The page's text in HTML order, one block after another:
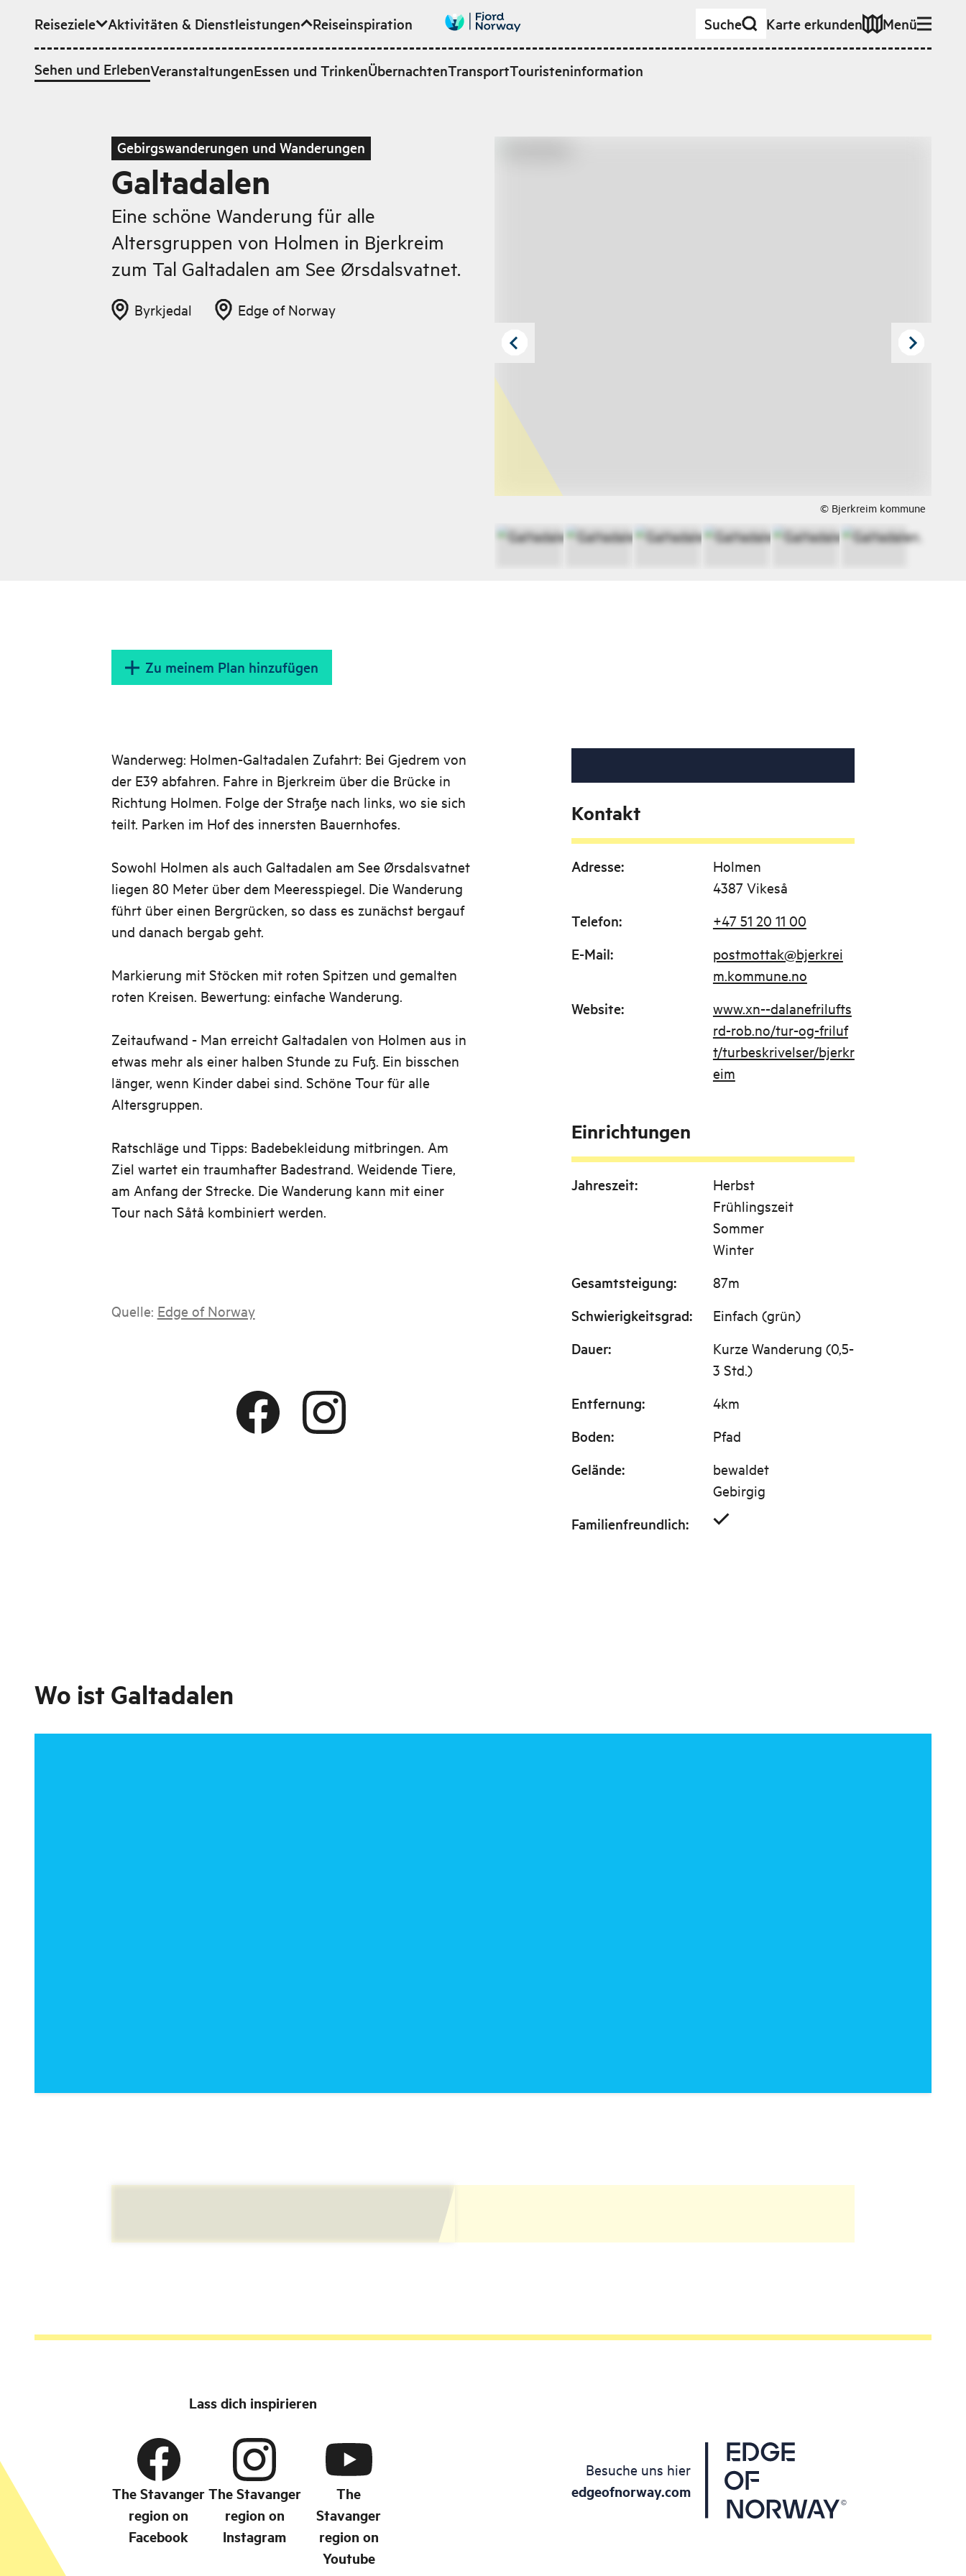
Zum Hauptinhalt
Reiseziele Aktivitäten & Dienstleistungen
Sehen und ErlebenVeranstaltungenEssen und TrinkenÜbernachtenTransportTouristeninformation
Reiseinspiration Suche Karte erkunden Menü
Gebirgswanderungen und Wanderungen
Galtadalen
Eine schöne Wanderung für alle
Altersgruppen von Holmen in Bjerkreim
zum Tal Galtadalen am See Ørsdalsvatnet.
Byrkjedal Edge of Norway
© Bjerkreim kommune
Zu meinem Plan hinzufügen
Wanderweg: Holmen-Galtadalen Zufahrt: Bei Gjedrem von
der E39 abfahren. Fahre in Bjerkreim über die Brücke in
Richtung Holmen. Folge der Straße nach links, wo sie sich
teilt. Parken im Hof ​​des innersten Bauernhofes.
Sowohl Holmen als auch Galtadalen am See Ørsdalsvatnet
liegen 80 Meter über dem Meeresspiegel. Die Wanderung
führt über einen Bergrücken, so dass es zunächst bergauf
und danach bergab geht.
Markierung mit Stöcken mit roten Spitzen und gemalten
roten Kreisen. Bewertung: einfache Wanderung.
Zeitaufwand - Man erreicht Galtadalen von Holmen aus in
etwas mehr als einer halben Stunde zu Fuß. Ein bisschen
länger, wenn Kinder dabei sind. Schöne Tour für alle
Altersgruppen.
Ratschläge und Tipps: Badebekleidung mitbringen. Am
Ziel wartet ein traumhafter Badestrand. Weidende Tiere,
am Anfang der Strecke. Die Wanderung kann mit einer
Tour nach Såtå kombiniert werden.
Quelle: Edge of Norway
Kontakt
Adresse:
Holmen
4387 Vikeså
Telefon: +47 51 20 11 00
E-Mail:
postmottak@bjerkrei
m.kommune.no
Website:
www.xn--dalanefrilufts
rd-rob.no/tur-og-friluf
t/turbeskrivelser/bjerkr
eim
Einrichtungen
Jahreszeit:
Herbst
Frühlingszeit
Sommer
Winter
Gesamtsteigung: 87m
Schwierigkeitsgrad: Einfach (grün)
Dauer:
Kurze Wanderung (0,5-
3 Std.)
Entfernung: 4km
Boden: Pfad
Gelände:
bewaldet
Gebirgig
Familienfreundlich:
Wo ist Galtadalen
Lass dich inspirieren
The Stavanger
region on
Facebook
The Stavanger
region on
Instagram
The
Stavanger
region on
Youtube
Besuche uns hier
edgeofnorway.com